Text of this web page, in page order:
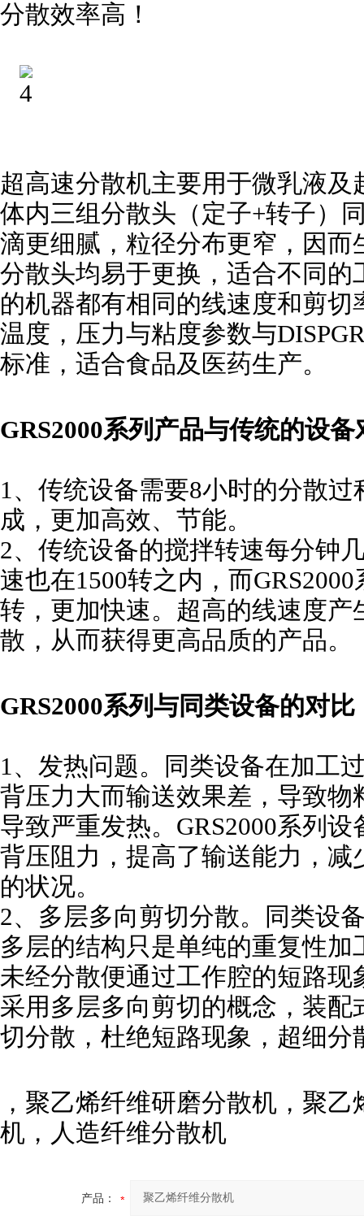
分散效率高！
超高速分散机主要用于微乳液
体内三组分散头（定子+转子）
滴更细腻，粒径分布更窄，因
分散头均易于更换，适合不同
的机器都有相同的线速度和剪
温度，压力与粘度参数与
标准，适合食品及医药生产。
GRS2000系列产品与传统的设备
1、传统设备需要8小时的分散过
成，更加高效、节能。
2、传统设备的搅拌转速每分钟
速也在1500转之内，而
转，更加快速。超高的线速度
散，从而获得更高品质的产品。
GRS2000系列与同类设备的对比
1、发热问题。同类设备在加工
背压力大而输送效果差，导致
导致严重发热。GRS2000系列
背压阻力，提高了输送能力，
的状况。
2、多层多向剪切分散。同类设
多层的结构只是单纯的重复性
未经分散便通过工作腔的短路现
采用多层多向剪切的概念，装
切分散，杜绝短路现象，超细分
，聚乙烯纤维研磨分散机，聚
机，人造纤维分散机
产品：